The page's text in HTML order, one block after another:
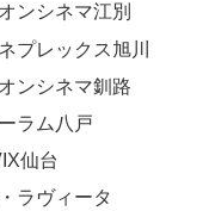
ンシネマ江別
レックス旭川
ンシネマ釧路
ラム八戸
仙台
ラヴィータ